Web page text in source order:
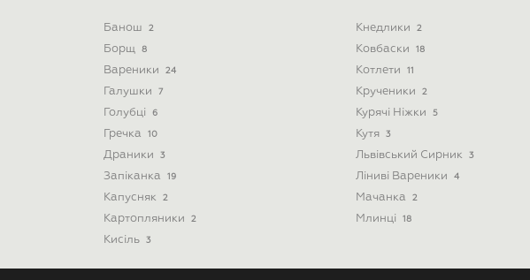
Банош 2
Борщ 8
Вареники 24
Галушки 7
Голубці 6
Гречка 10
Драники 3
Запіканка 19
Капусняк 2
Картопляники 2
Кисіль 3
Кнедлики 2
Ковбаски 18
Котлети 11
Крученики 2
Курячі Ніжки 5
Кутя 3
Львівський Сирник 3
Ліниві Вареники 4
Мачанка 2
Млинці 18